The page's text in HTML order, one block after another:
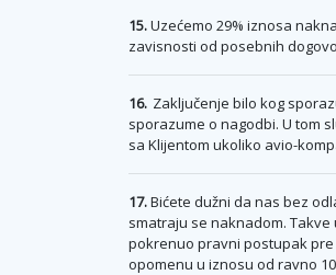
15.Uzećemo 29% iznosa
zavisnosti od posebnih
16. Zaključenje bilo kog
sporazume o nagodbi. U tom
sa Klijentom ukoliko avio-
17.Bićete dužni da nas bez
smatraju se naknadom.
pokrenuo pravni postupak pre
opomenu u iznosu od ravno